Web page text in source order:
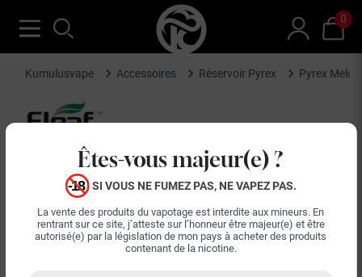
Êtes-vous majeur(e) ?
SI VOUS NE FUMEZ PAS, NE VAPEZ PAS.
La vente des produits du vapotage est interdite aux mineurs. En
rentrant sur ce site, j’atteste sur l’honneur être majeur(e) et être
autorisé(e) par la législation de mon pays à acheter des produits
contenant de la nicotine.
0
Kumulusvape Accessoires Réservoir Pyrex Pyrex Melo